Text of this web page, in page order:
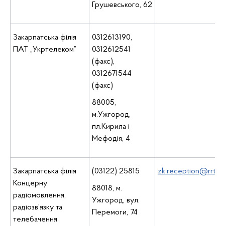
Грушевського, 62
Закарпатська філія
ПАТ „Укртелеком”
0312613190,
0312612541
(факс),
0312671544
(факс)
88005,
м.Ужгород,
пл.Кирила і
Мефодія, 4
Закарпатська філія
Концерну
радіомовлення,
радіозв’язку та
телебачення
(03122) 25815
88018, м.
Ужгород, вул.
Перемоги, 74
zk.reception@rrt.ua